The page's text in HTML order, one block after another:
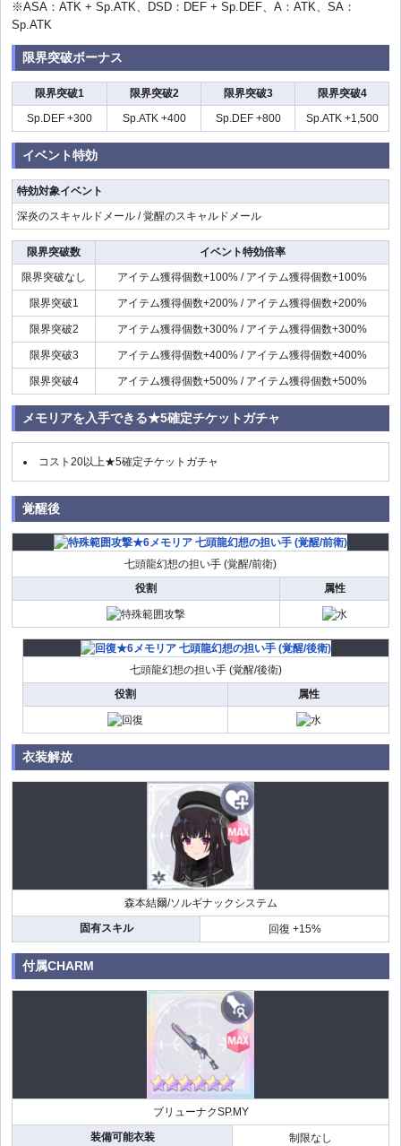
※ASA：ATK + Sp.ATK、DSD：DEF + Sp.DEF、A：ATK、SA：
Sp.ATK
限界突破ボーナス
限界突破1 限界突破2 限界突破3
限界突破4
Sp.DEF +300
Sp.ATK +400 Sp.DEF +800 Sp.ATK +1,500
イベント特効
特効対象イベント
深炎のスキャルドメール / 覚醒のスキャルドメール
限界突破数
イベント特効倍率
限界突破なし
アイテム獲得個数+100% / アイテム獲得個数+100%
限界突破1 アイテム獲得個数+200% / アイテム獲得個数+200%
限界突破2 アイテム獲得個数+300% / アイテム獲得個数+300%
限界突破3 アイテム獲得個数+400% / アイテム獲得個数+400%
限界突破4 アイテム獲得個数+500% / アイテム獲得個数+500%
メモリアを入手できる★5確定チケットガチャ
コスト20以上★5確定チケットガチャ
覚醒後
七頭龍幻想の担い手 (覚醒/前衛)
役割
属性
七頭龍幻想の担い手 (覚醒/後衛)
役割
属性
衣装解放
森本結爾/ソルギナックシステム
固有スキル
回復 +15%
付属CHARM
ブリューナクSP.MY
装備可能衣装
制限なし